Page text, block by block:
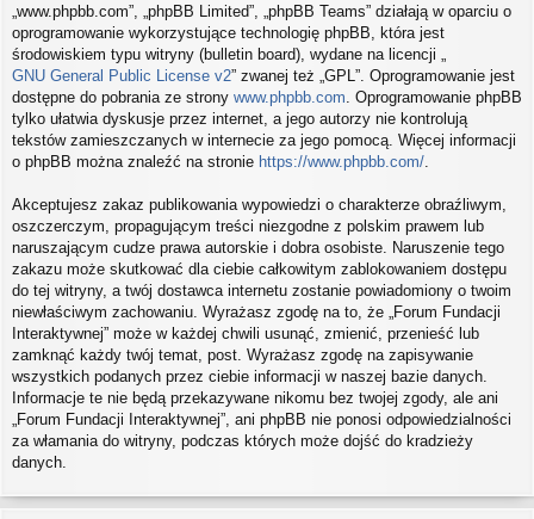
„www.phpbb.com”, „phpBB Limited”, „phpBB Teams” działają w oparciu o
oprogramowanie wykorzystujące technologię phpBB, która jest
środowiskiem typu witryny (bulletin board), wydane na licencji „
GNU General Public License v2” zwanej też „GPL”. Oprogramowanie jest
dostępne do pobrania ze strony www.phpbb.com . Oprogramowanie phpBB
tylko ułatwia dyskusje przez internet, a jego autorzy nie kontrolują
tekstów zamieszczanych w internecie za jego pomocą. Więcej informacji
o phpBB można znaleźć na stronie https://www.phpbb.com/
Akceptujesz zakaz publikowania wypowiedzi o charakterze obraźliwym,
oszczerczym, propagującym treści niezgodne z polskim prawem lub
naruszającym cudze prawa autorskie i dobra osobiste. Naruszenie tego
zakazu może skutkować dla ciebie całkowitym zablokowaniem dostępu
do tej witryny, a twój dostawca internetu zostanie powiadomiony o twoim
niewłaściwym zachowaniu. Wyrażasz zgodę na to, że „Forum Fundacji
Interaktywnej” może w każdej chwili usunąć, zmienić, przenieść lub
zamknąć każdy twój temat, post. Wyrażasz zgodę na zapisywanie
wszystkich podanych przez ciebie informacji w naszej bazie danych.
Informacje te nie będą przekazywane nikomu bez twojej zgody, ale ani
„Forum Fundacji Interaktywnej”, ani phpBB nie ponosi odpowiedzialności
za włamania do witryny, podczas których może dojść do kradzieży
danych.